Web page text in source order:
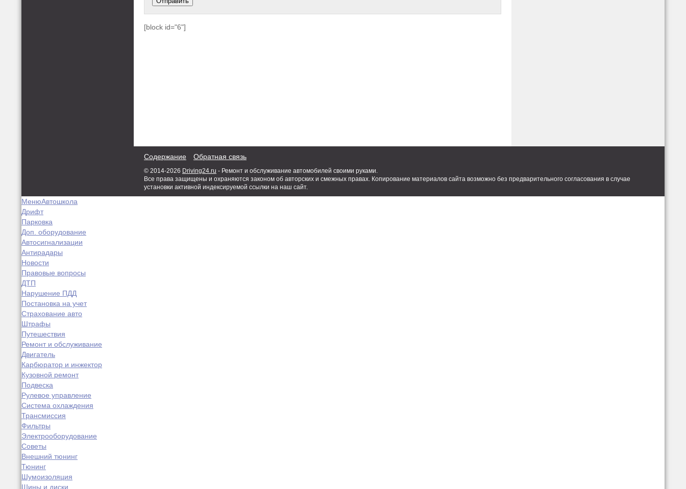
[block id="6"]
Содержание Обратная связь
© 2014-2026 Driving24.ru - Ремонт и обслуживание автомобилей своими руками.
Все права защищены и охраняются законом об авторских и смежных правах. Копирование материалов сайта возможно без предварительного согласования в случае
установки активной индексируемой ссылки на наш сайт.
МенюАвтошкола
Дрифт
Парковка
Доп. оборудование
Автосигнализации
Антирадары
Новости
Правовые вопросы
ДТП
Нарушение ПДД
Постановка на учет
Страхование авто
Штрафы
Путешествия
Ремонт и обслуживание
Двигатель
Карбюратор и инжектор
Кузовной ремонт
Подвеска
Рулевое управление
Система охлаждения
Трансмиссия
Фильтры
Электрооборудование
Советы
Внешний тюнинг
Тюнинг
Шумоизоляция
Шины и диски